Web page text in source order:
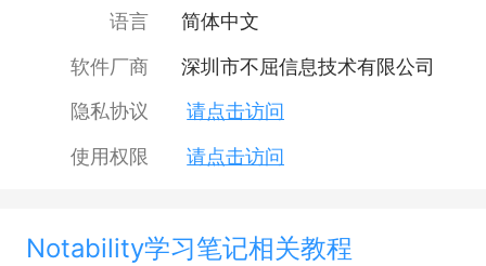
语言
简体中文
软件厂商
深圳市不屈信息技术有限公司
隐私协议
请点击访问
使用权限
请点击访问
Notability学习笔记相关教程